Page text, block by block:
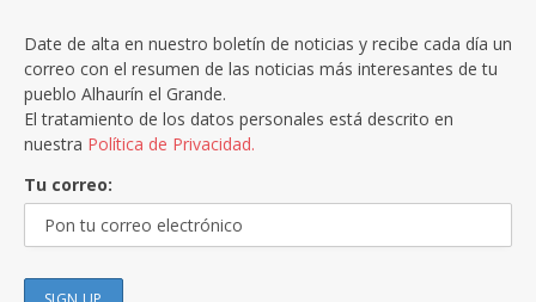
Date de alta en nuestro boletín de noticias y recibe cada día un
correo con el resumen de las noticias más interesantes de tu
pueblo Alhaurín el Grande.
El tratamiento de los datos personales está descrito en
nuestra Política de Privacidad.
Tu correo: